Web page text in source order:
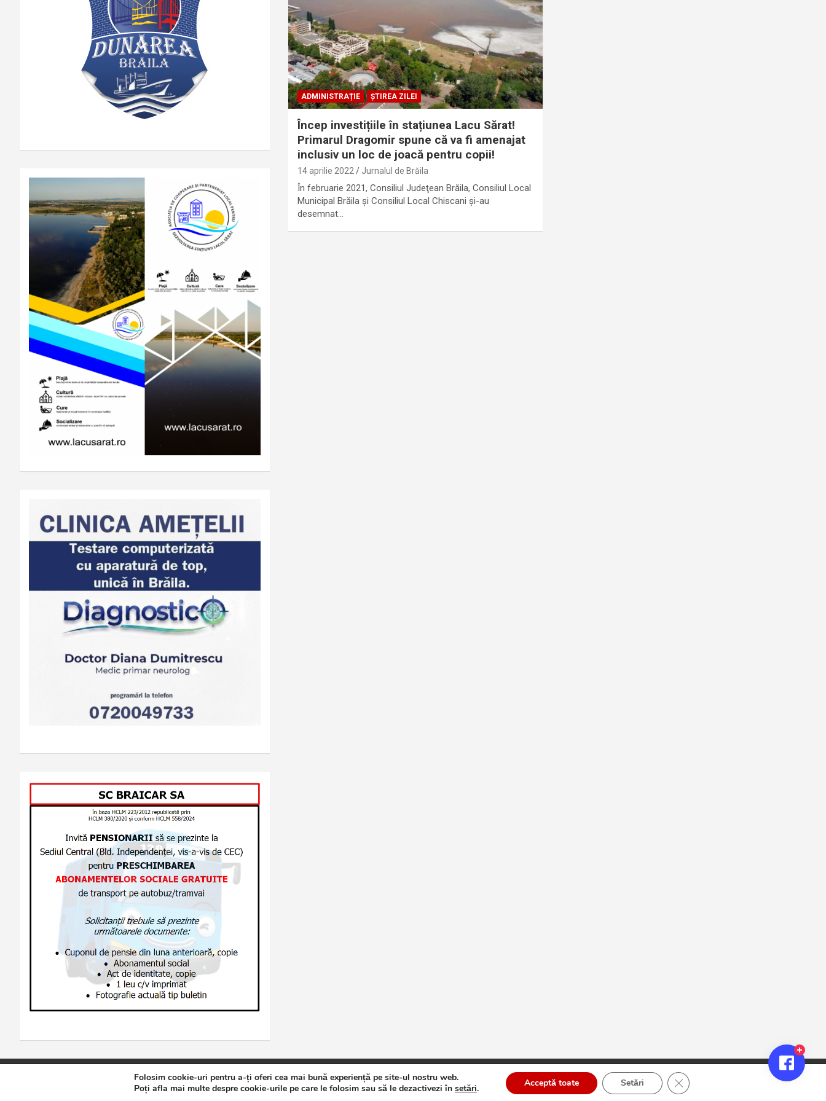
ADMINISTRAȚIE ȘTIREA ZILEI
Încep investițiile în stațiunea Lacu Sărat!
Primarul Dragomir spune că va fi amenajat
inclusiv un loc de joacă pentru copii!
14 aprilie 2022 Jurnalul de Brăila
În februarie 2021, Consiliul Judeţean Brăila, Consiliul Local
Municipal Brăila şi Consiliul Local Chiscani şi-au
desemnat…
Jurnalul de Brăila Politică de confidențialitate Theme by:Theme Horse Proudly Powered by: WordPress
Folosim cookie-uri pentru a-ți oferi cea mai bună experiență pe site-ul nostru web.
Poți afla mai multe despre cookie-urile pe care le folosim sau să le dezactivezi în setări. Acceptă toate Setări Close GDPR Cookie Banner